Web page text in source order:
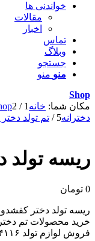
خواندنی ها
مقالات
اخبار
تماس
وبلاگ
جستجو
منو منو
Shop
مکان شما: خانه 1
/
2
دخترانه5
/ تم تولد
ریسه
0 تومان
ریسه تولد دختر
خرید محصولات تم
فروش لوازم تولد ۰۹۳۸۳۹۸۴۱۱۶